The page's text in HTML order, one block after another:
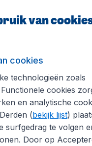
sites
van
cookies
technologieën zoals
cookies
en analytische
(bekijk lijst)
surfgedrag te volgen
Door op